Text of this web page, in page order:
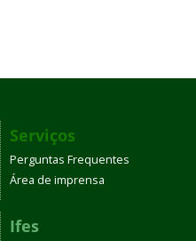
Serviços
Perguntas Frequentes
Área de imprensa
Ifes